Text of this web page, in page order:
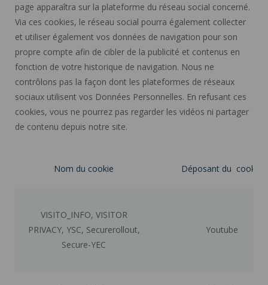
page apparaîtra sur la plateforme du réseau social concerné.
Via ces cookies, le réseau social pourra également collecter
et utiliser également vos données de navigation pour son
propre compte afin de cibler de la publicité et contenus en
fonction de votre historique de navigation. Nous ne
contrôlons pas la façon dont les plateformes de réseaux
sociaux utilisent vos Données Personnelles. En refusant ces
cookies, vous ne pourrez pas regarder les vidéos ni partager
de contenu depuis notre site.
Nom du cookie Déposant du cookie
VISITO_INFO, VISITOR
PRIVACY, YSC, Securerollout,
Secure-YEC
Youtube